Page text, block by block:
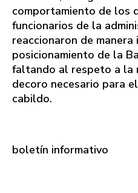
comportamiento de los
funcionarios de la
reaccionaron de manera
posicionamiento de la
faltando al respeto a la
decoro necesario para
cabildo.
boletín informativo